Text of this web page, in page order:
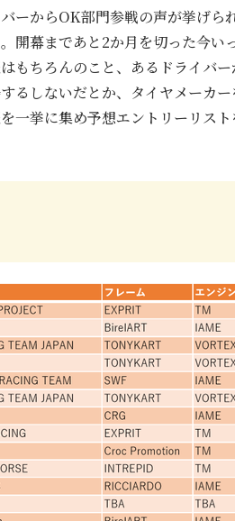
ーからOK部門参戦の声が挙げら
開幕まであと2か月を切った今い
もちろんのこと、あるドライバ
るしないだとか、タイヤメーカ
一挙に集め予想エントリーリス